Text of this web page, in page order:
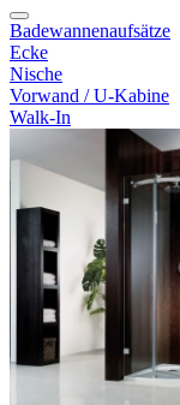
Badewannenaufsätze
Ecke
Nische
Vorwand / U-Kabine
Walk-In